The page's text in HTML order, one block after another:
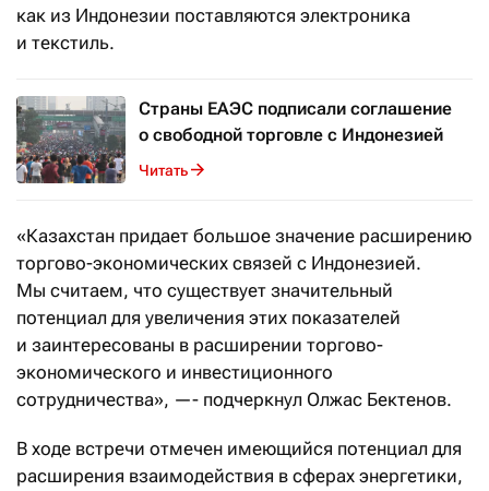
как из Индонезии поставляются электроника
и текстиль.
Страны ЕАЭС подписали соглашение
о свободной торговле с Индонезией
Читать
«Казахстан придает большое значение расширению
торгово-экономических связей с Индонезией.
Мы считаем, что существует значительный
потенциал для увеличения этих показателей
и заинтересованы в расширении торгово-
экономического и инвестиционного
сотрудничества», —- подчеркнул Олжас Бектенов.
В ходе встречи отмечен имеющийся потенциал для
расширения взаимодействия в сферах энергетики,